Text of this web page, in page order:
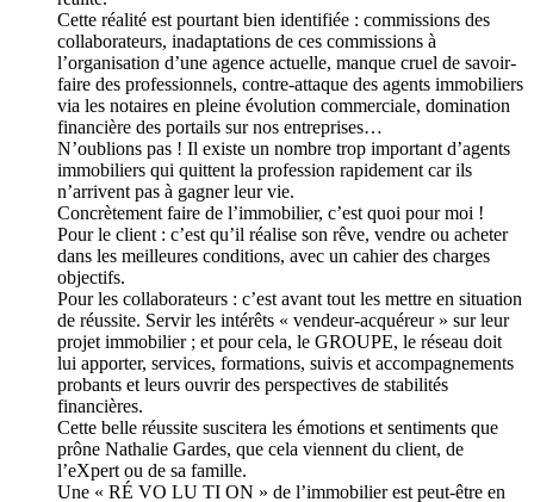
Cette réalité est pourtant bien identifiée : commissions des
collaborateurs, inadaptations de ces commissions à
l’organisation d’une agence actuelle, manque cruel de savoir-
faire des professionnels, contre-attaque des agents immobiliers
via les notaires en pleine évolution commerciale, domination
financière des portails sur nos entreprises…
N’oublions pas ! Il existe un nombre trop important d’agents
immobiliers qui quittent la profession rapidement car ils
n’arrivent pas à gagner leur vie.
Concrètement faire de l’immobilier, c’est quoi pour moi !
Pour le client : c’est qu’il réalise son rêve, vendre ou acheter
dans les meilleures conditions, avec un cahier des charges
objectifs.
Pour les collaborateurs : c’est avant tout les mettre en situation
de réussite. Servir les intérêts « vendeur-acquéreur » sur leur
projet immobilier ; et pour cela, le GROUPE, le réseau doit
lui apporter, services, formations, suivis et accompagnements
probants et leurs ouvrir des perspectives de stabilités
financières.
Cette belle réussite suscitera les émotions et sentiments que
prône Nathalie Gardes, que cela viennent du client, de
l’eXpert ou de sa famille.
Une « RÉ VO LU TI ON » de l’immobilier est peut-être en